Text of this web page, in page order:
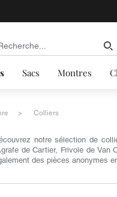
Sacs Montres
Colliers
notre sélection de
de Cartier, Frivole de
des pièces anonymes